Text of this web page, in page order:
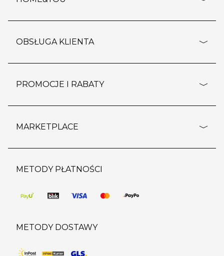
o firmie
polityka prywatności
kontakt
OBSŁUGA KLIENTA
dostawy i płatność
wypis z subskrypcji
regulamin sklepu
pozostałe regulaminy
PROMOCJE I RABATY
outlet
regulaminy promocji
MARKETPLACE
strefa marek
pomoc dla sprzedawców
METODY PŁATNOŚCI
METODY DOSTAWY